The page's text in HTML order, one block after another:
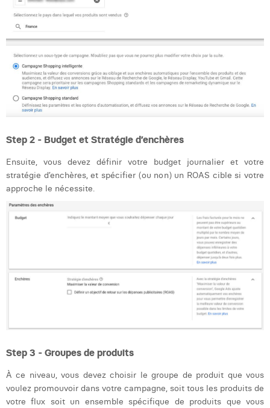
Thomas Kurevic
Thomas Riis
Victor Hayot
William Rezette
Yaël Vanhoe
Step 2 - Budget et Stratégie d’enchères
Ensuite, vous devez définir votre budget journalier et votre
stratégie d’enchères, et spécifier (ou non) un ROAS cible si votre
approche le nécessite.
Step 3 - Groupes de produits
À ce niveau, vous devez choisir le groupe de produit que vous
voulez promouvoir dans votre campagne, soit tous les produits de
votre flux soit un ensemble spécifique de produits que vous